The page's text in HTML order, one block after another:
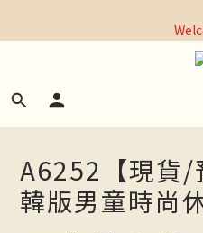
全館，滿1000元超商取
A6252【現貨
韓版男童時尚